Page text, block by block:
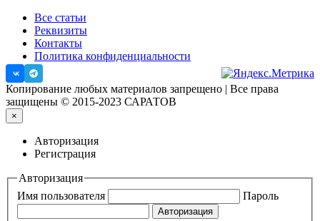
Все статьи
Реквизиты
Контакты
Политика конфиденциальности
Копирование любых материалов запрещено | Все права
защищены © 2015-2023 САРАТОВ
×
Авторизация
Регистрация
Авторизация
Имя пользователя
Пароль